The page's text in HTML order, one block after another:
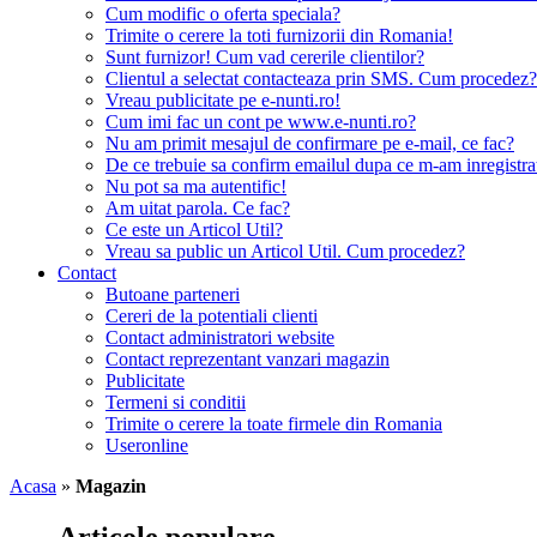
Cum modific o oferta speciala?
Trimite o cerere la toti furnizorii din Romania!
Sunt furnizor! Cum vad cererile clientilor?
Clientul a selectat contacteaza prin SMS. Cum procedez?
Vreau publicitate pe e-nunti.ro!
Cum imi fac un cont pe www.e-nunti.ro?
Nu am primit mesajul de confirmare pe e-mail, ce fac?
De ce trebuie sa confirm emailul dupa ce m-am
Nu pot sa ma autentific!
Am uitat parola. Ce fac?
Ce este un Articol Util?
Vreau sa public un Articol Util. Cum procedez?
Contact
Butoane parteneri
Cereri de la potentiali clienti
Contact administratori website
Contact reprezentant vanzari magazin
Publicitate
Termeni si conditii
Trimite o cerere la toate firmele din Romania
Useronline
Acasa » Magazin